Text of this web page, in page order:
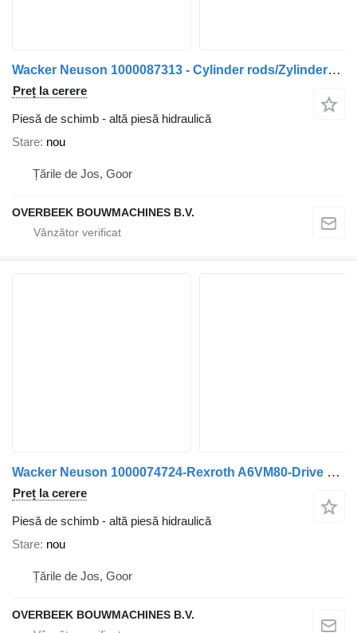
Wacker Neuson 1000087313 - Cylinder rods/Zylinderstangen
Preț la cerere
Piesă de schimb - altă piesă hidraulică
Stare nou
Țările de Jos, Goor
OVERBEEK BOUWMACHINES B.V.
Wacker Neuson 1000074724-Rexroth A6VM80-Drive motor/Fahrmotor
Preț la cerere
Piesă de schimb - altă piesă hidraulică
Stare nou
Țările de Jos, Goor
OVERBEEK BOUWMACHINES B.V.